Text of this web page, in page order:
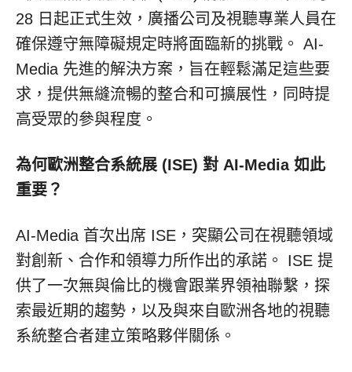
28 日起正式生效，廣播公司及視聽專業人員在
確保遵守無障礙規定時將面臨新的挑戰。 AI-
Media 先進的解決方案，旨在輕鬆滿足這些要
求，提供無縫流暢的整合和可擴展性，同時提
高受眾的參與程度。
為何歐洲整合系統展 (ISE) 對 AI-Media 如此
重要？
AI-Media 首次出席 ISE，突顯公司在視聽領域
對創新、合作和領導力所作出的承諾。 ISE 提
供了一次無與倫比的機會跟業界領袖聯繫，探
索最近期的趨勢，以及與來自歐洲各地的視聽
系統整合者建立策略夥伴關係。